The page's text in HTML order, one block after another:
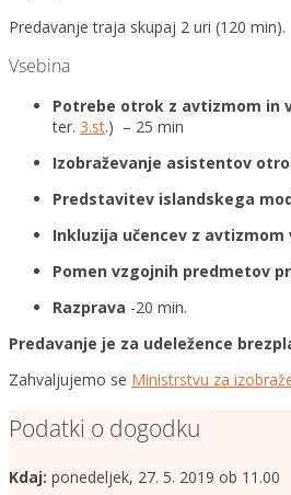
Predavanje traja skupaj 2 uri (120 min).
Vsebina
Potrebe otrok z avtizmom in
ter. 3.st.) – 25 min
Izobraževanje asistentov
Predstavitev islandskega
Inkluzija učencev z avtizmom
Pomen vzgojnih predmetov
Razprava -20 min.
Predavanje je za udeležence
Zahvaljujemo se Ministrstvu za
Podatki o dogodku
Kdaj: ponedeljek, 27. 5. 2019 ob 11.00